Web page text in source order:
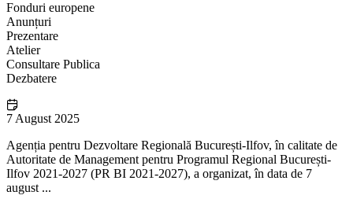
Fonduri europene
Anunțuri
Prezentare
Atelier
Consultare Publica
Dezbatere
7 August 2025
Agenția pentru Dezvoltare Regională București-Ilfov, în calitate de
Autoritate de Management pentru Programul Regional București-
Ilfov 2021-2027 (PR BI 2021-2027), a organizat, în data de 7
august ...